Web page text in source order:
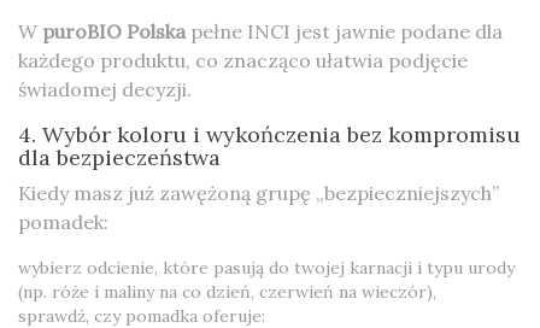
W puroBIO Polskapełne INCI jest jawnie podane dla
każdego produktu, co znacząco ułatwia podjęcie
świadomej decyzji.
4. Wybór koloru i wykończenia bez kompromisu
dla bezpieczeństwa
Kiedy masz już zawężoną grupę „bezpieczniejszych”
pomadek:
wybierz odcienie, które pasują do twojej karnacji i typu urody
(np. róże i maliny na co dzień, czerwień na wieczór),
sprawdź, czy pomadka oferuje: